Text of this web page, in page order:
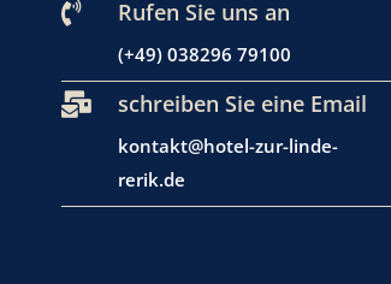
 Rufen Sie uns an
(+49) 038296 79100
 schreiben Sie eine Email
kontakt@hotel-zur-linde-
rerik.de